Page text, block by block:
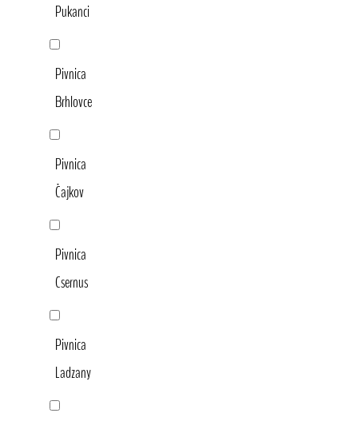
Pukanci
Pivnica
Brhlovce
Pivnica
Čajkov
Pivnica
Csernus
Pivnica
Ladzany